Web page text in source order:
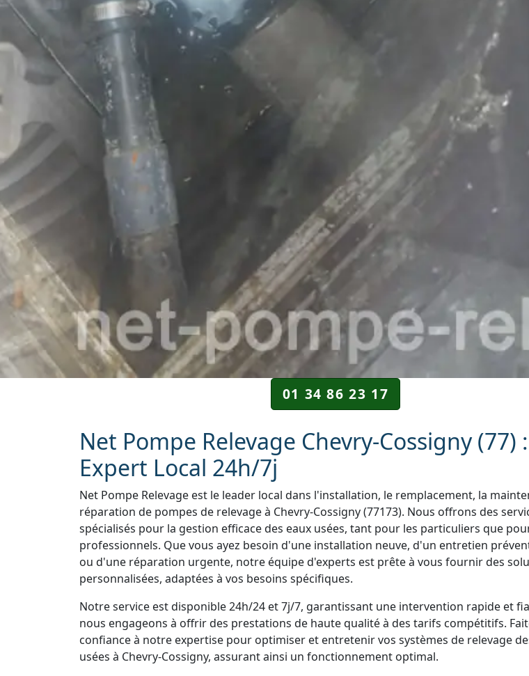
01 34 86 23 17
Net Pompe Relevage Chevry-Cossigny (77)
Expert Local 24h/7j
Net Pompe Relevage est le leader local dans l'installation, le remplacement, la
réparation de pompes de relevage à Chevry-Cossigny (77173). Nous offrons des
spécialisés pour la gestion efficace des eaux usées, tant pour les particuliers que
professionnels. Que vous ayez besoin d'une installation neuve, d'un entretien
ou d'une réparation urgente, notre équipe d'experts est prête à vous fournir des
personnalisées, adaptées à vos besoins spécifiques.
Notre service est disponible 24h/24 et 7j/7, garantissant une intervention rapide et
nous engageons à offrir des prestations de haute qualité à des tarifs compétitifs.
confiance à notre expertise pour optimiser et entretenir vos systèmes de relevage
usées à Chevry-Cossigny, assurant ainsi un fonctionnement optimal.